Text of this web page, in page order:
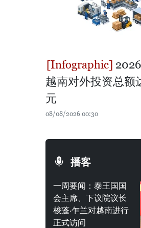
越南对外投资总额
元
08/08/2026 00:30
播客
一周要闻：泰王国国
会主席、下议院议长
梭蓬·乍兰对越南进行
正式访问